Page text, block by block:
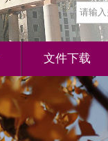
文件下载